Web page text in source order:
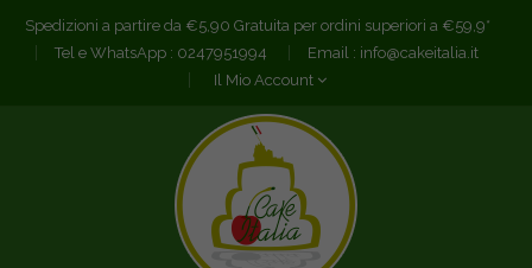
Spedizioni a partire da €5,90 Gratuita per ordini superiori a €59,9*
Tel e WhatsApp : 0247951994 Email : info@cakeitalia.it
Il Mio Account